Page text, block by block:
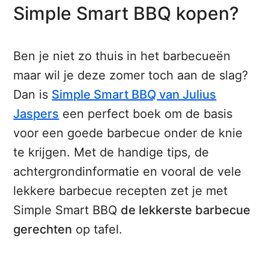
Simple Smart BBQ kopen?
Ben je niet zo thuis in het barbecueën
maar wil je deze zomer toch aan de slag?
Dan is Simple Smart BBQ van Julius
Jaspers een perfect boek om de basis
voor een goede barbecue onder de knie
te krijgen. Met de handige tips, de
achtergrondinformatie en vooral de vele
lekkere barbecue recepten zet je met
Simple Smart BBQ de lekkerste barbecue
gerechten op tafel.